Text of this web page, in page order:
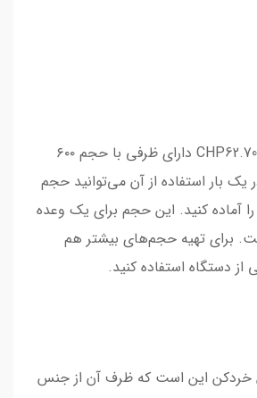
خردکن برقی کنوود CHP62.700SI دارای ظرفی با حجم ۶۰۰
بار استفاده از آن می‌توانید حجم
آماده کنید. این حجم برای یک وعده
برای تهیه حجم‌های بیشتر هم
از دستگاه استفاده کنید.
خردکن این است که ظرف آن از جنس